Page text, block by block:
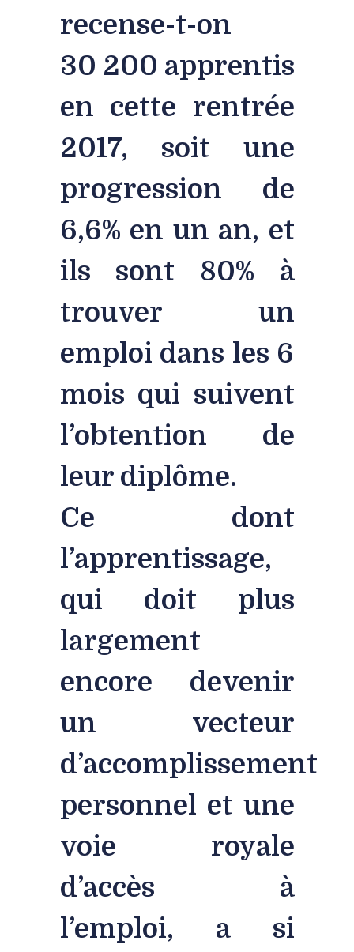
recense-t-on
30 200 apprentis
en cette rentrée
2017, soit une
progression de
6,6% en un an, et
ils sont 80% à
trouver un
emploi dans les 6
mois qui suivent
l’obtention de
leur diplôme.
Ce dont
l’apprentissage,
qui doit plus
largement
encore devenir
un vecteur
d’accomplissement
personnel et une
voie royale
d’accès à
l’emploi, a si